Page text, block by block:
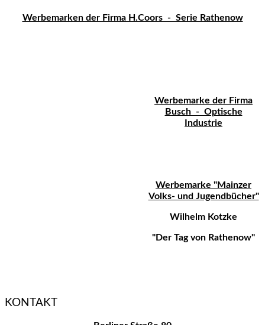
Werbemarken der Firma H.Coors - Serie Rathenow
Werbemarke der Firma
Busch - Optische
Industrie
Werbemarke "Mainzer
Volks- und Jugendbücher"
Wilhelm Kotzke
"Der Tag von Rathenow"
KONTAKT